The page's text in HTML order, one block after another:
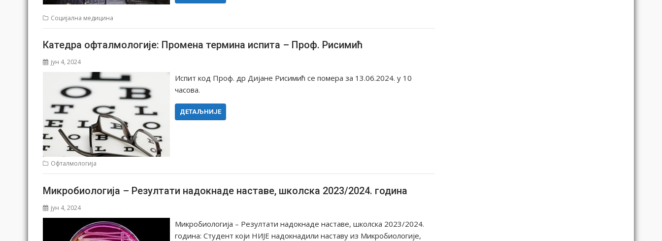
Социјална медицина
Катедра офталмологије: Промена термина испита – Проф. Рисимић
јун 4, 2024
Испит код Проф. др Дијане Рисимић се помера за 13.06.2024. у 10
часова.
ДЕТАЉНИЈЕ
Офталмологија
Микробиологија – Резултати надокнаде наставе, школска 2023/2024. година
јун 4, 2024
Микробиологија – Резултати надокнаде наставе, школска 2023/2024.
година: Студент који НИJE надокнадили наставу из Микробиологије,